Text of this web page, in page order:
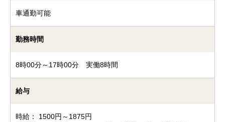
車通勤可能
勤務時間
8時00分～17時00分 実働8時間
給与
時給： 1500円～1875円